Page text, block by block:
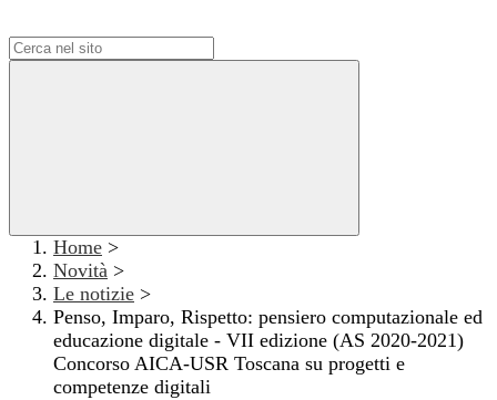
Home >
Novità >
Le notizie >
Penso, Imparo, Rispetto: pensiero computazionale ed
educazione digitale - VII edizione (AS 2020-2021)
Concorso AICA-USR Toscana su progetti e
competenze digitali